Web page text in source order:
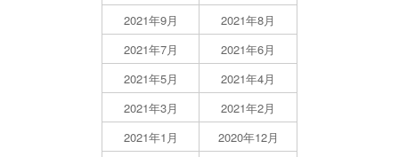
2021年9月
2021年8月
2021年7月
2021年6月
2021年5月
2021年4月
2021年3月
2021年2月
2021年1月
2020年12月